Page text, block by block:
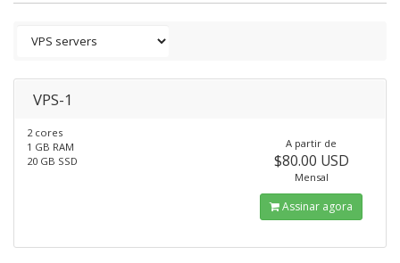
VPS-1
2 cores
1 GB RAM
20 GB SSD
A partir de
$80.00 USD
Mensal
Assinar agora